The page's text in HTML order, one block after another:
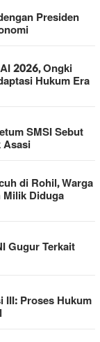
Presiden
2026, Ongki
Hukum Era
SMSI Sebut
Asasi
di Rohil, Warga
Milik Diduga
Gugur Terkait
Proses Hukum